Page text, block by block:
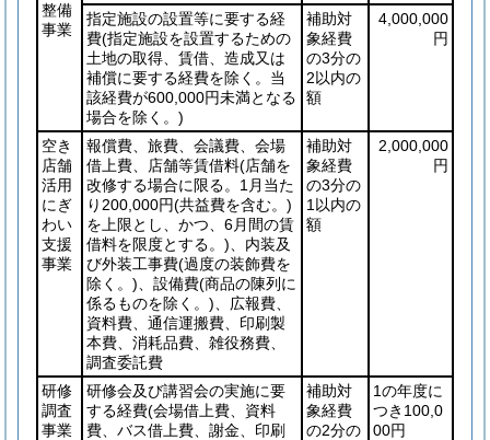
整備
事業
指定施設の設置等に要する経
費(指定施設を設置するための
土地の取得、賃借、造成又は
補償に要する経費を除く。当
該経費が600,000円未満となる
場合を除く。)
補助対
象経費
の3分の
2以内の
額
4,000,000
円
空き
店舗
活用
にぎ
わい
支援
事業
報償費、旅費、会議費、会場
借上費、店舗等賃借料(店舗を
改修する場合に限る。1月当た
り200,000円(共益費を含む。)
を上限とし、かつ、6月間の賃
借料を限度とする。) 、内装及
び外装工事費(過度の装飾費を
除く。) 、設備費(商品の陳列に
係るものを除く。) 、広報費、
資料費、通信運搬費、印刷製
本費、消耗品費、雑役務費、
調査委託費
補助対
象経費
の3分の
1以内の
額
2,000,000
円
研修
調査
事業
研修会及び講習会の実施に要
する経費(会場借上費、資料
費、バス借上費、謝金、印刷
補助対
象経費
の2分の
1の年度に
つき100,0
00円